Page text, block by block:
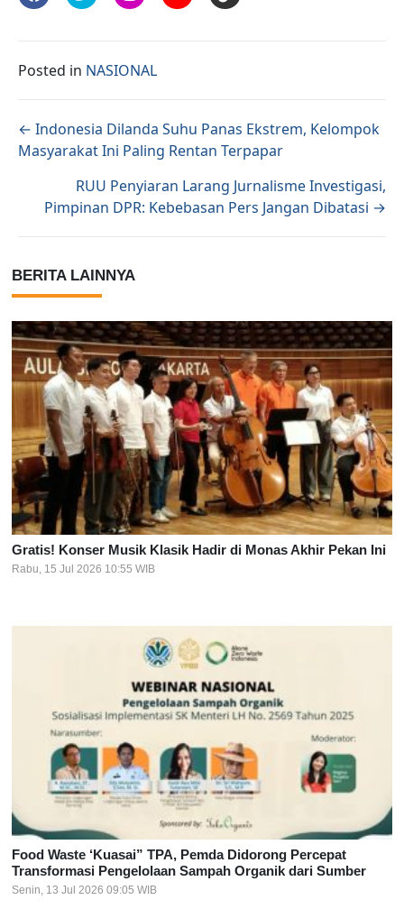
Posted in NASIONAL
Posts navigation
← Indonesia Dilanda Suhu Panas Ekstrem, Kelompok
Masyarakat Ini Paling Rentan Terpapar
RUU Penyiaran Larang Jurnalisme Investigasi,
Pimpinan DPR: Kebebasan Pers Jangan Dibatasi →
BERITA LAINNYA
Gratis! Konser Musik Klasik Hadir di Monas Akhir Pekan Ini
Rabu, 15 Jul 2026 10:55 WIB
Food Waste ‘Kuasai” TPA, Pemda Didorong Percepat
Transformasi Pengelolaan Sampah Organik dari Sumber
Senin, 13 Jul 2026 09:05 WIB